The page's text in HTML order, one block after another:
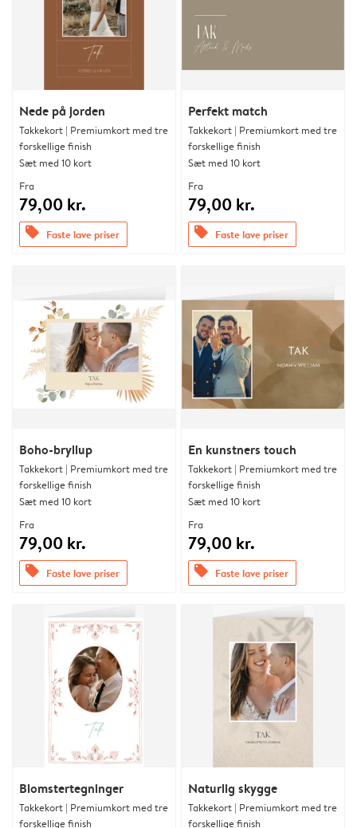
Nede på jorden
Takkekort | Premiumkort med tre
forskellige finish
Sæt med 10 kort
Fra
79,00 kr.
offers Faste lave priser
Perfekt match
Takkekort | Premiumkort med tre
forskellige finish
Sæt med 10 kort
Fra
79,00 kr.
offers Faste lave priser
Boho-bryllup
Takkekort | Premiumkort med tre
forskellige finish
Sæt med 10 kort
Fra
79,00 kr.
offers Faste lave priser
En kunstners touch
Takkekort | Premiumkort med tre
forskellige finish
Sæt med 10 kort
Fra
79,00 kr.
offers Faste lave priser
Blomstertegninger
Takkekort | Premiumkort med tre
forskellige finish
Naturlig skygge
Takkekort | Premiumkort med tre
forskellige finish